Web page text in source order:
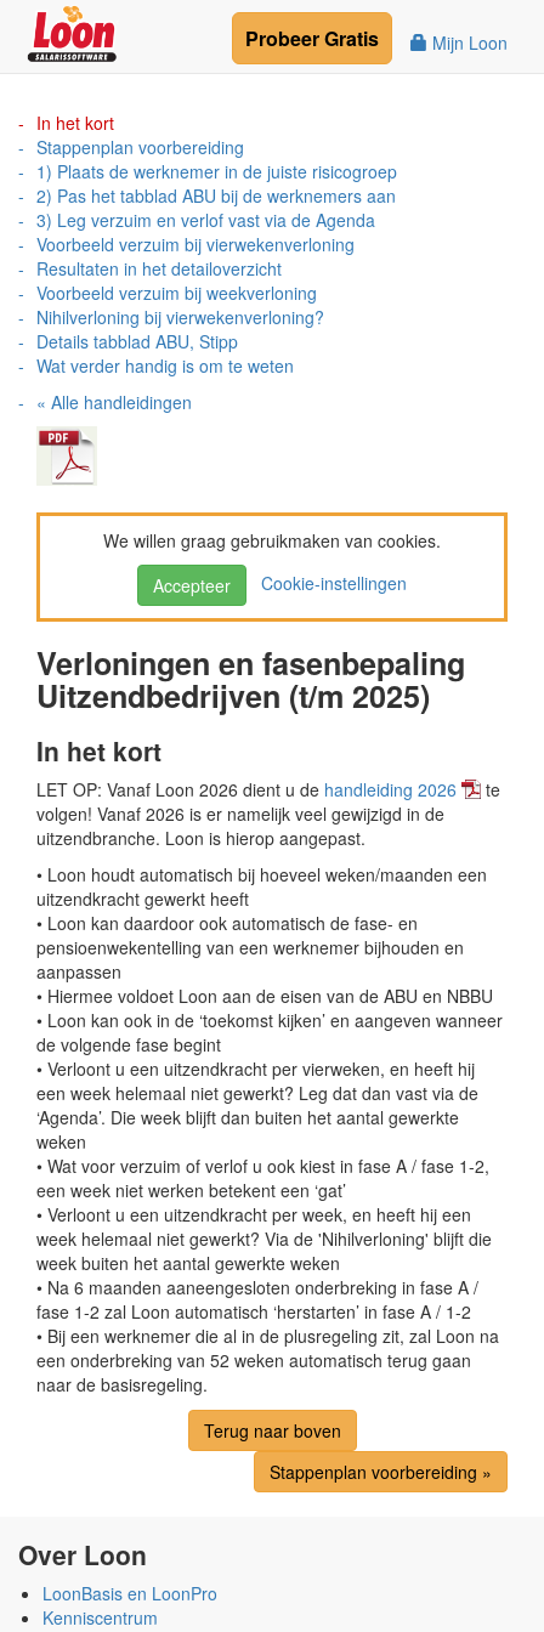
Mijn Loon
ProbeerGratis
In het kort
Stappenplan voorbereiding
1) Plaats de werknemer in de juiste risicogroep
2) Pas het tabblad ABU bij de werknemers aan
3) Leg verzuim en verlof vast via de Agenda
Voorbeeld verzuim bij vierwekenverloning
Resultaten in het detailoverzicht
Voorbeeld verzuim bij weekverloning
Nihilverloning bij vierwekenverloning?
Details tabblad ABU, Stipp
Wat verder handig is om te weten
« Alle handleidingen
We willen graag gebruikmaken van cookies.
Accepteer
Cookie-instellingen
Verloningen en fasenbepaling
Uitzendbedrijven (t/m 2025)
In het kort
LET OP: Vanaf Loon 2026 dient u de handleiding 2026
te
volgen! Vanaf 2026 is er namelijk veel gewijzigd in de
uitzendbranche. Loon is hierop aangepast.
• Loon houdt automatisch bij hoeveel weken/maanden een
uitzendkracht gewerkt heeft
• Loon kan daardoor ook automatisch de fase- en
pensioenwekentelling van een werknemer bijhouden en
aanpassen
• Hiermee voldoet Loon aan de eisen van de ABU en NBBU
• Loon kan ook in de ‘toekomst kijken’ en aangeven wanneer
de volgende fase begint
• Verloont u een uitzendkracht per vierweken, en heeft hij
een week helemaal niet gewerkt? Leg dat dan vast via de
‘Agenda’. Die week blijft dan buiten het aantal gewerkte
weken
• Wat voor verzuim of verlof u ook kiest in fase A / fase 1-2,
een week niet werken betekent een ‘gat’
• Verloont u een uitzendkracht per week, en heeft hij een
week helemaal niet gewerkt? Via de 'Nihilverloning' blijft die
week buiten het aantal gewerkte weken
• Na 6 maanden aaneengesloten onderbreking in fase A /
fase 1-2 zal Loon automatisch ‘herstarten’ in fase A / 1-2
• Bij een werknemer die al in de plusregeling zit, zal Loon na
een onderbreking van 52 weken automatisch terug gaan
naar de basisregeling.
Terug naar boven
Stappenplan voorbereiding »
Over Loon
LoonBasis en LoonPro
Kenniscentrum